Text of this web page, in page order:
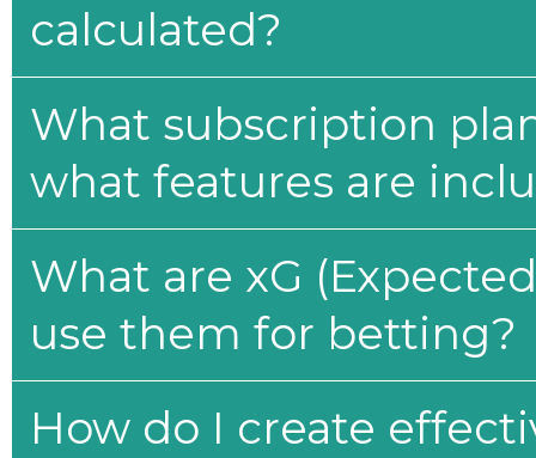
calculated?
What subscription
what features are
What are xG
use them for betting?
How do I create